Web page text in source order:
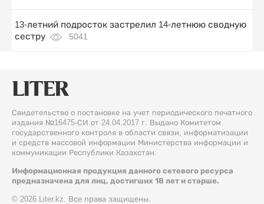
13-летний подросток застрелил 14-летнюю сводную
сестру
5041
Свидетельство о постановке на учет периодического печатного
издания №16475-СИ от 24.04.2017 г. Выдано Комитетом
государственного контроля в области связи, информатизации
и средств массовой информации Министерства информации и
коммуникации Республики Казахстан.
Информационная продукция данного сетевого ресурса
предназначена для лиц, достигших 18 лет и старше.
© 2026 Liter.kz. Все права защищены.